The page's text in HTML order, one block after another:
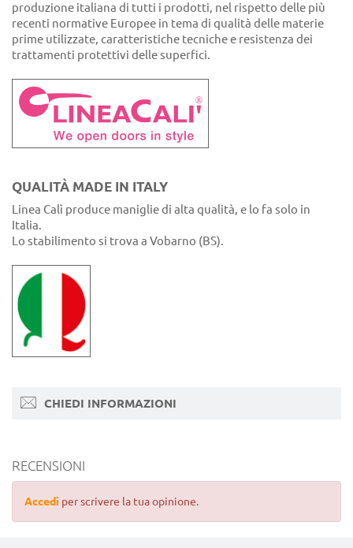
produzione italiana di tutti i prodotti, nel rispetto delle più
recenti normative Europee in tema di qualità delle materie
prime utilizzate, caratteristiche tecniche e resistenza dei
trattamenti protettivi delle superfici.
QUALITÀ MADE IN ITALY
Linea Calì produce maniglie di alta qualità, e lo fa solo in
Italia.
Lo stabilimento si trova a Vobarno (BS).
CHIEDI INFORMAZIONI
RECENSIONI
Accedi per scrivere la tua opinione.